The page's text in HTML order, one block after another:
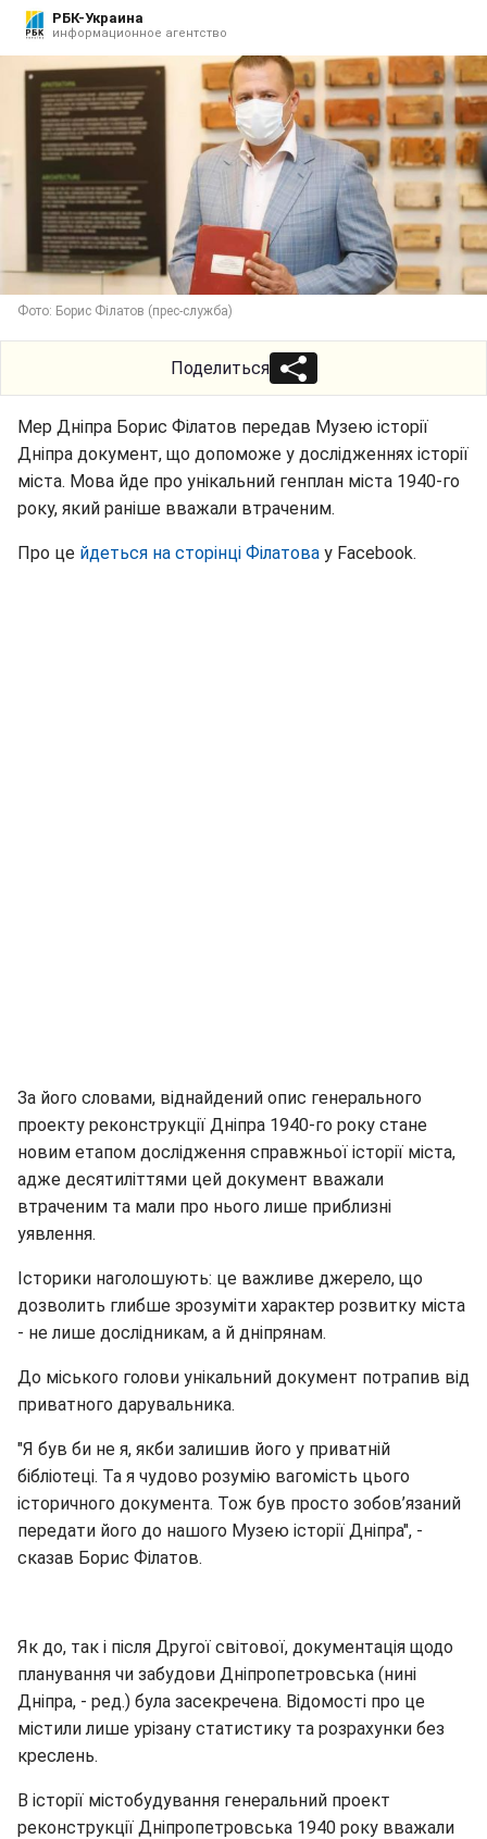
РБК-Украина
информационное агентство
Фото: Борис Філатов (прес-служба)
Поделиться
Мер Дніпра Борис Філатов передав Музею історії
Дніпра документ, що допоможе у дослідженнях історії
міста. Мова йде про унікальний генплан міста 1940-го
року, який раніше вважали втраченим.
Про це йдеться на сторінці Філатова у Facebook.
За його словами, віднайдений опис генерального
проекту реконструкції Дніпра 1940-го року стане
новим етапом дослідження справжньої історії міста,
адже десятиліттями цей документ вважали
втраченим та мали про нього лише приблизні
уявлення.
Історики наголошують: це важливе джерело, що
дозволить глибше зрозуміти характер розвитку міста
- не лише дослідникам, а й дніпрянам.
До міського голови унікальний документ потрапив від
приватного дарувальника.
"Я був би не я, якби залишив його у приватній
бібліотеці. Та я чудово розумію вагомість цього
історичного документа. Тож був просто зобов’язаний
передати його до нашого Музею історії Дніпра", -
сказав Борис Філатов.
Як до, так і після Другої світової, документація щодо
планування чи забудови Дніпропетровська (нині
Дніпра, - ред.) була засекречена. Відомості про це
містили лише урізану статистику та розрахунки без
креслень.
В історії містобудування генеральний проект
реконструкції Дніпропетровська 1940 року вважали